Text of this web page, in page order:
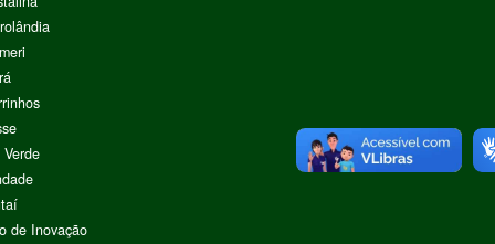
de Inovação